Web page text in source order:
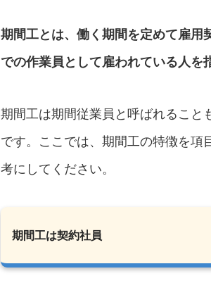
期間工とは、働く期間を定めて雇用
での作業員として雇われている人を
期間工は期間従業員と呼ばれること
です。ここでは、期間工の特徴を項
考にしてください。
期間工は契約社員